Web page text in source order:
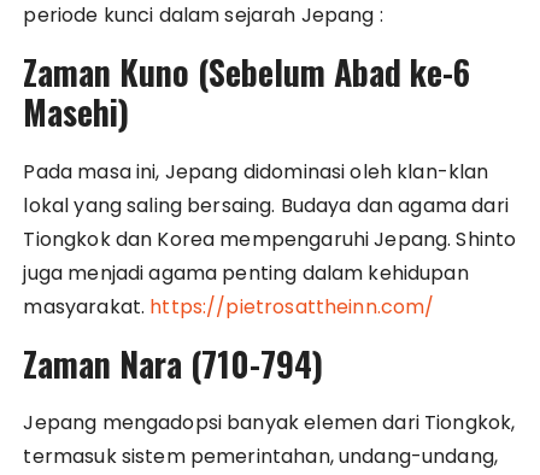
periode kunci dalam sejarah Jepang :
Zaman Kuno (Sebelum Abad ke-6
Masehi)
Pada masa ini, Jepang didominasi oleh klan-klan
lokal yang saling bersaing. Budaya dan agama dari
Tiongkok dan Korea mempengaruhi Jepang. Shinto
juga menjadi agama penting dalam kehidupan
masyarakat. https://pietrosattheinn.com/
Zaman Nara (710-794)
Jepang mengadopsi banyak elemen dari Tiongkok,
termasuk sistem pemerintahan, undang-undang,